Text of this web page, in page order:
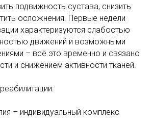
подвижность сустава, снизить
осложнения. Первые недели
характеризуются слабостью
движений и возможными
– всё это временно и связано
и снижением активности тканей.
– индивидуальный комплекс